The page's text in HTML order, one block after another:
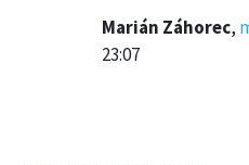
Marián Záhorec,
23:07